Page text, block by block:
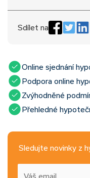
Sdílet na
Online sjednání
Podpora online
Zvýhodněné
Přehledné
Sledujte novinky z